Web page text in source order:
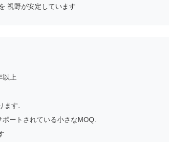
視野が安定しています
以上
ます.
ートされている小さなMOQ.